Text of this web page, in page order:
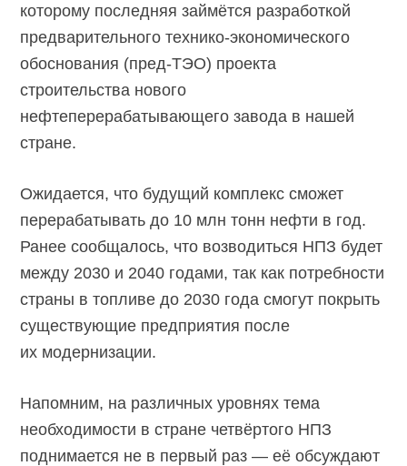
которому последняя займётся разработкой
предварительного технико-экономического
обоснования (пред-ТЭО) проекта
строительства нового
нефтеперерабатывающего завода в нашей
стране.
Ожидается, что будущий комплекс сможет
перерабатывать до 10 млн тонн нефти в год.
Ранее сообщалось, что возводиться НПЗ будет
между 2030 и 2040 годами, так как потребности
страны в топливе до 2030 года смогут покрыть
существующие предприятия после
их модернизации.
Напомним, на различных уровнях тема
необходимости в стране четвёртого НПЗ
поднимается не в первый раз — её обсуждают